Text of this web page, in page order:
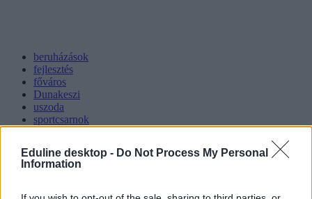
Eduline desktop - Do Not Process My Personal
Information
beruházások
fejlesztés
főváros
Dunakeszi
uszoda
sportcsarnok